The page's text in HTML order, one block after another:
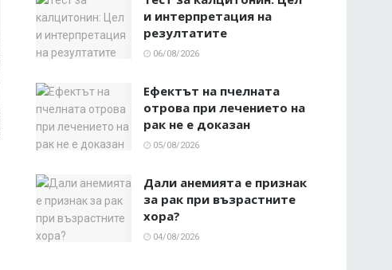
и интерпретация на
резултатите
06/08/2026
Ефектът на пчелната
отрова при лечението на
рак не е доказан
05/08/2026
Дали анемията е признак
за рак при възрастните
хора?
04/08/2026